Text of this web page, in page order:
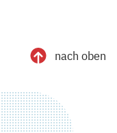
nach oben